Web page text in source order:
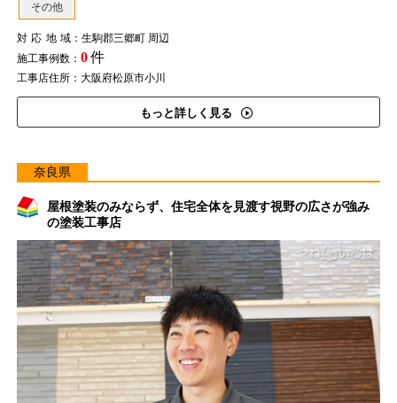
その他
対応地域：生駒郡三郷町 周辺
施工事例数： 0件
工事店住所：大阪府松原市小川
もっと詳しく見る
奈良県
屋根塗装のみならず、住宅全体を見渡す視野の広さが強み
の塗装工事店